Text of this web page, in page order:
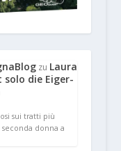
zu Laura
die Eiger-
sui tratti più
donna a